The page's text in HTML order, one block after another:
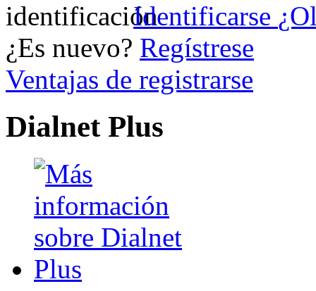
Identificarse
¿Es nuevo? Regístrese
Ventajas de registrarse
Dialnet Plus